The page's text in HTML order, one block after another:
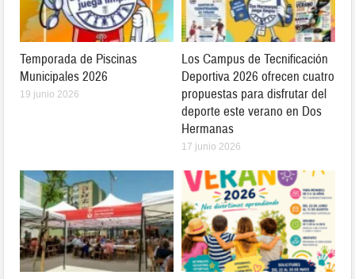
Temporada de Piscinas
Municipales 2026
19 junio 2026
Los Campus de Tecnificación
Deportiva 2026 ofrecen cuatro
propuestas para disfrutar del
deporte este verano en Dos
Hermanas
17 junio 2026